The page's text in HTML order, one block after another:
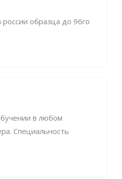
образца до 96го
в любом
Специальность